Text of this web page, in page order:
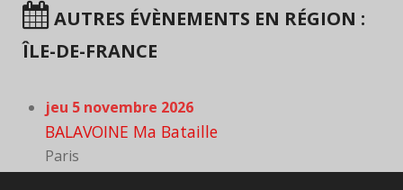
AUTRES ÉVÈNEMENTS EN RÉGION :
ÎLE-DE-FRANCE
jeu 5 novembre 2026
BALAVOINE Ma Bataille
Paris